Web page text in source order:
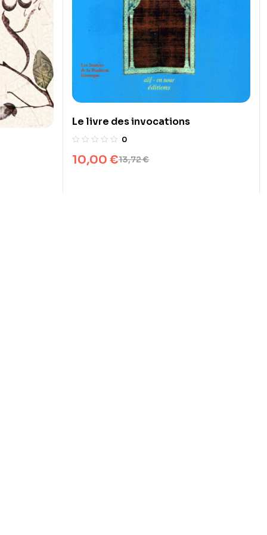
Le livre des invocations
0
13,72€
10,00 €